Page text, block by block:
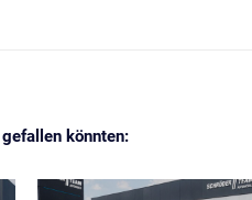
könnten: